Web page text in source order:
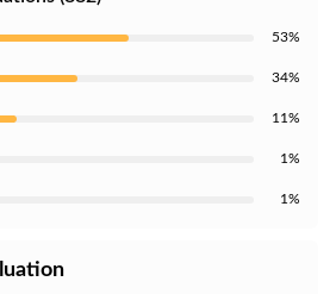
53%
34%
11%
1%
1%